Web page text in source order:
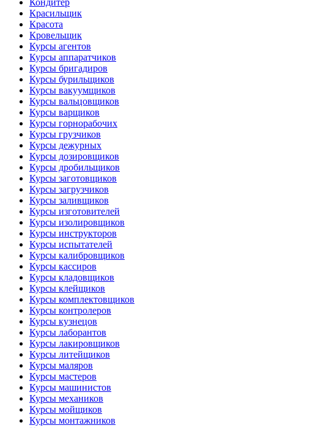
Кондитер
Красильщик
Красота
Кровельщик
Курсы агентов
Курсы аппаратчиков
Курсы бригадиров
Курсы бурильщиков
Курсы вакуумщиков
Курсы вальцовщиков
Курсы варщиков
Курсы горнорабочих
Курсы грузчиков
Курсы дежурных
Курсы дозировщиков
Курсы дробильщиков
Курсы заготовщиков
Курсы загрузчиков
Курсы заливщиков
Курсы изготовителей
Курсы изолировщиков
Курсы инструкторов
Курсы испытателей
Курсы калибровщиков
Курсы кассиров
Курсы кладовщиков
Курсы клейщиков
Курсы комплектовщиков
Курсы контролеров
Курсы кузнецов
Курсы лаборантов
Курсы лакировщиков
Курсы литейщиков
Курсы маляров
Курсы мастеров
Курсы машинистов
Курсы механиков
Курсы мойщиков
Курсы монтажников